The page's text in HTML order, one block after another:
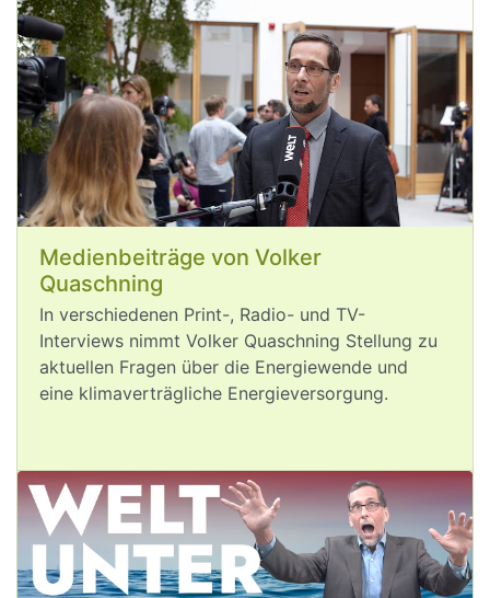
Aug 6, 2026
VQuaschning avatar
VQuaschning
Ich war am #Rhein, aber der Rhein ist
weg. 🫨
Die langfristige globale #Erderhitzung
liegt noch unter 1,5°C und überall sind
#Klimakrise zu sehen:
Hitze, Waldbrände. 🔥
Wollen wir wirklich ausprobieren, wie
die Welt bei einer Erhitzung von 2°C
oder 3°C aussieht, oder nutzen wir die
Chancen, die wirksamer #Klimaschutz
Medienbeiträge von Volker
Quaschning
In verschiedenen Print-, Radio- und TV-
Interviews nimmt Volker Quaschning Stellung zu
aktuellen Fragen über die Energiewende und
eine klimaverträgliche Energieversorgung.